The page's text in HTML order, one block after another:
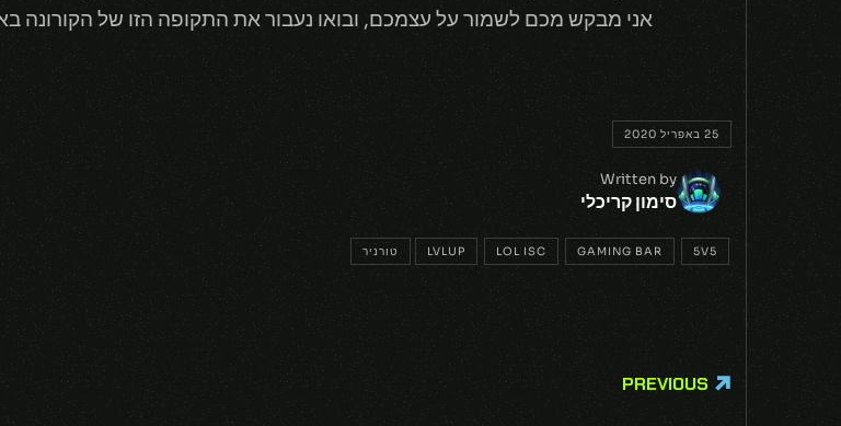
אני מבקש מכם לשמור על עצמכם, ובואו נעבור את התקופה הזו של הקורונה
25 באפריל 2020
Written by
סימון קריכלי
5V5
GAMING BAR
LOL ISC
LVLUP טורניר
PREVIOUS